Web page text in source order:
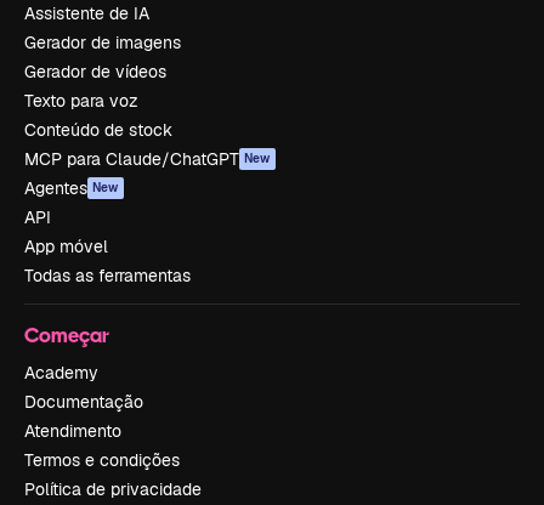
Assistente de IA
Gerador de imagens
Gerador de vídeos
Texto para voz
Conteúdo de stock
MCP para Claude/ChatGPT New
Agentes New
API
App móvel
Todas as ferramentas
Começar
Academy
Documentação
Atendimento
Termos e condições
Política de privacidade